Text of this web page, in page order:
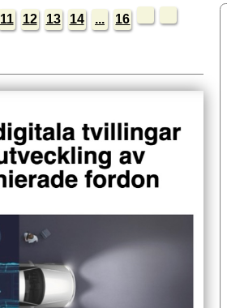
11 12 13 14 ... 16